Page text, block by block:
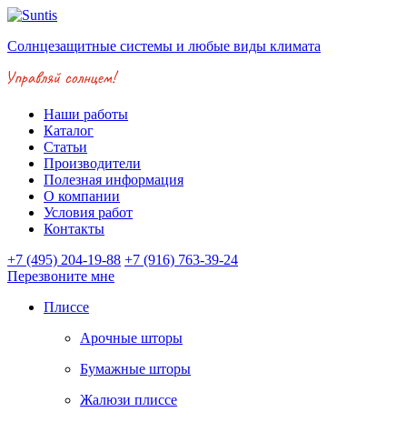
Солнцезащитные системы и любые виды климата
Наши работы
Каталог
Статьи
Производители
Полезная информация
О компании
Условия работ
Контакты
+7 (495) 204-19-88 +7 (916) 763-39-24
Перезвоните мне
Плиссе
Арочные шторы
Бумажные шторы
Жалюзи плиссе